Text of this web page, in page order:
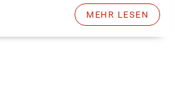
MEHR LESEN